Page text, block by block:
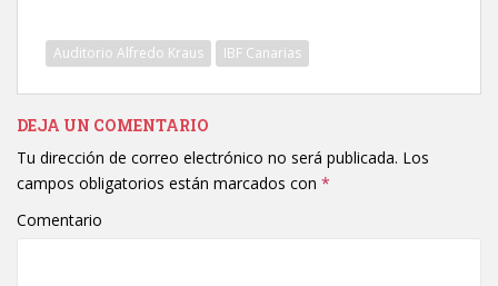
Auditorio Alfredo Kraus IBF Canarias
DEJA UN COMENTARIO
Tu dirección de correo electrónico no será publicada. Los
campos obligatorios están marcados con *
Comentario